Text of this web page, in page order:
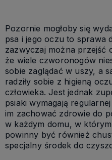
Pozornie mogłoby się
psa i jego oczu to sprawa
zazwyczaj można przejść
że wiele czworonogów
sobie zaglądać w uszy, a
radziły sobie z higieną
człowieka. Jest jednak
psiaki wymagają
im zachować zdrowie do
w każdym domu, w
powinny być również
specjalny środek do